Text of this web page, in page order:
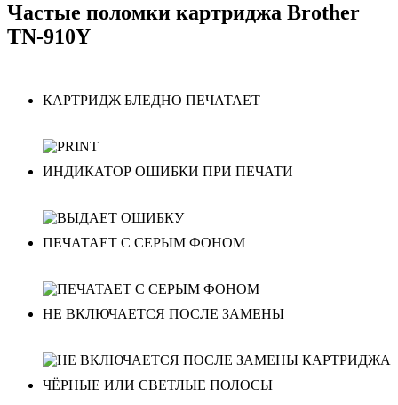
Частые поломки картриджа Brother
TN-910Y
КАРТРИДЖ БЛЕДНО ПЕЧАТАЕТ
ИНДИКАТОР ОШИБКИ ПРИ ПЕЧАТИ
ПЕЧАТАЕТ С СЕРЫМ ФОНОМ
НЕ ВКЛЮЧАЕТСЯ ПОСЛЕ ЗАМЕНЫ
ЧЁРНЫЕ ИЛИ СВЕТЛЫЕ ПОЛОСЫ